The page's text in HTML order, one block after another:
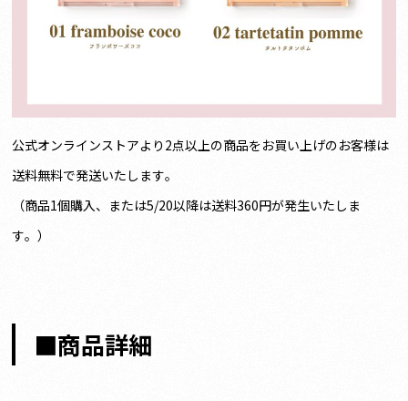
公式オンラインストアより2点以上の商品をお買い上げのお客様は
送料無料で発送いたします。
（商品1個購入、または5/20以降は送料360円が発生いたしま
す。）
■商品詳細